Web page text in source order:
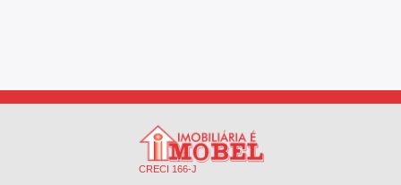
CRECI 166-J